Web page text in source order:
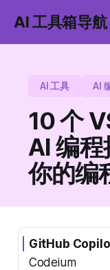
AI 工具箱导航
AI 工具 AI
10 个
AI 编
你的编
GitHub
Codeium